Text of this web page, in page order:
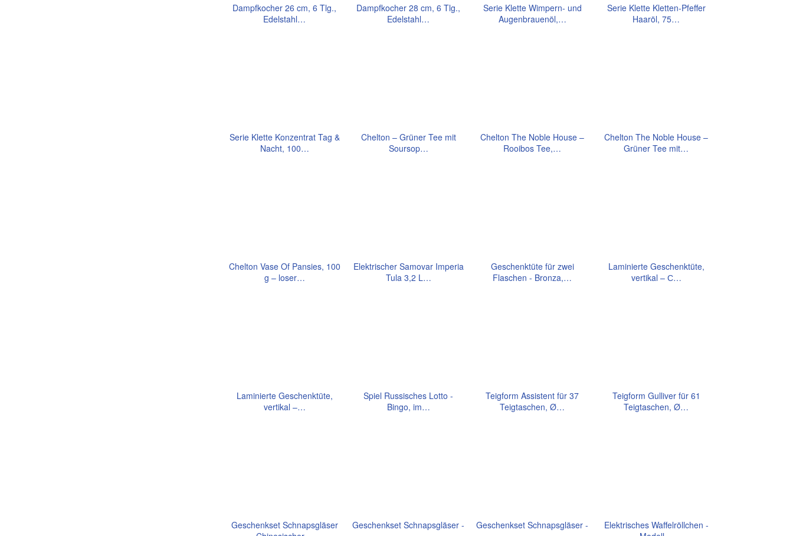
Dampfkocher 26 cm, 6 Tlg.,
Edelstahl…
Dampfkocher 28 cm, 6 Tlg.,
Edelstahl…
Serie Klette Wimpern- und
Augenbrauenöl,…
Serie Klette Kletten-Pfeffer
Haaröl, 75…
Serie Klette Konzentrat Tag &
Nacht, 100…
Chelton – Grüner Tee mit
Soursop…
Chelton The Noble House –
Rooibos Tee,…
Chelton The Noble House –
Grüner Tee mit…
Chelton Vase Of Pansies, 100
g – loser…
Elektrischer Samovar Imperia
Tula 3,2 L…
Geschenktüte für zwei
Flaschen - Bronza,…
Laminierte Geschenktüte,
vertikal – С…
Laminierte Geschenktüte,
vertikal –…
Spiel Russisches Lotto -
Bingo, im…
Teigform Assistent für 37
Teigtaschen, Ø…
Teigform Gulliver für 61
Teigtaschen, Ø…
Geschenkset Schnapsgläser
Geschenkset Schnapsgläser -
Geschenkset Schnapsgläser -
Elektrisches Waffelröllchen -